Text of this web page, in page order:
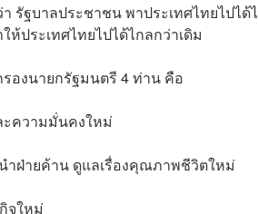
รัฐบาลประชาชน พาประเทศไทยไปได้
ห้ประเทศไทยไปได้ไกลกว่าเดิม
องนายกรัฐมนตรี 4 ท่าน คือ
ะความมั่นคงใหม่
ำฝ่ายค้าน ดูแลเรื่องคุณภาพชีวิตใหม่
จใหม่